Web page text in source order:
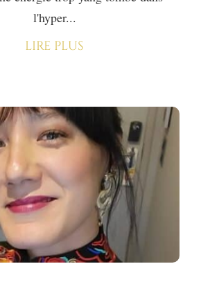
l'hyper...
lire plus